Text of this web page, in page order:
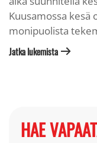
Kuusamossa kesä
monipuolista
Jatka lukemista
HAE